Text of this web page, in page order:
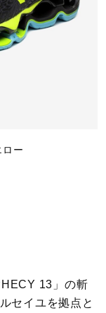
ー
13」の斬
セイユを拠点と